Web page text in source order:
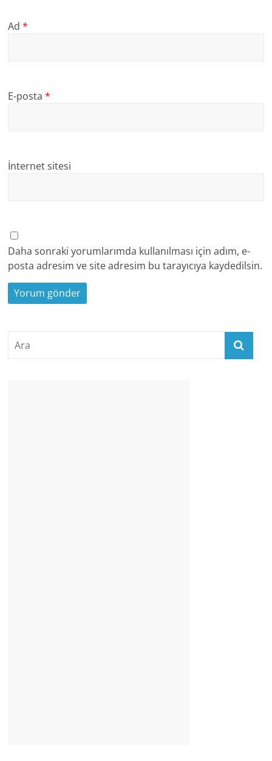
Ad*
E-posta*
İnternet sitesi
Daha sonraki yorumlarımda kullanılması için adım, e-
posta adresim ve site adresim bu tarayıcıya kaydedilsin.